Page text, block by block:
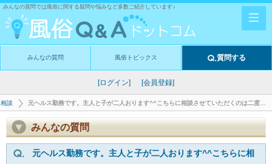
みんなの質問では風俗に関する疑問や悩みなど多数ご紹介しています♪
みんなの質問 風俗トピックス 質問する
[ログイン] [会員登録]
談 元ヘルス勤務です。主人と子が二人おります^^こちらに相談させていただくのは二度…
みんなの質問
元ヘルス勤務です。主人と子が二人おります^^こちらに相